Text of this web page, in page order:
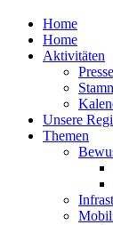
Home
Home
Aktivitäten
Presse
Unsere
Themen